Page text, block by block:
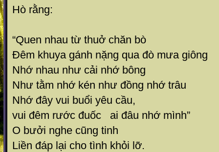
Hò rằng:
“Quen nhau từ thuở chăn bò
Đêm khuya gánh nặng qua đò mưa giông
Nhớ nhau như cải nhớ bông
Như tằm nhớ kén như đồng nhớ trâu
Nhớ đây vui buổi yêu cầu,
vui đêm rước đuốc ai đâu nhớ mình”
O bưởi nghe cũng tinh
Liền đáp lại cho tình khỏi lỡ.